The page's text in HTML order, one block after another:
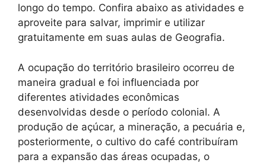
longo do tempo. Confira abaixo as atividades e
aproveite para salvar, imprimir e utilizar
gratuitamente em suas aulas de Geografia.
A ocupação do território brasileiro ocorreu de
maneira gradual e foi influenciada por
diferentes atividades econômicas
desenvolvidas desde o período colonial. A
produção de açúcar, a mineração, a pecuária e,
posteriormente, o cultivo do café contribuíram
para a expansão das áreas ocupadas, o